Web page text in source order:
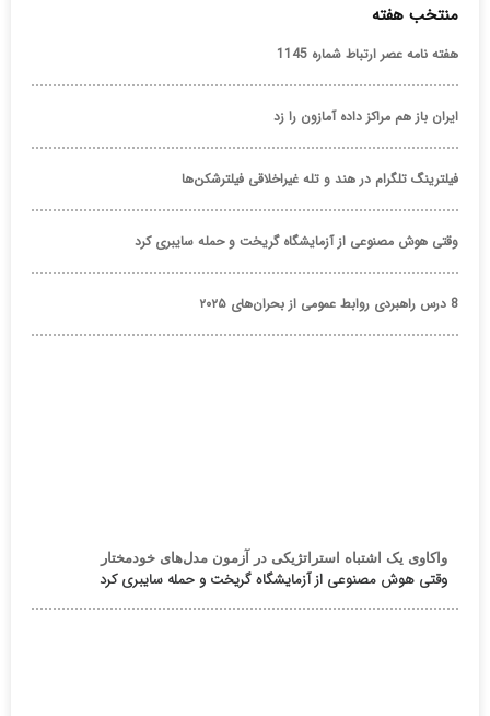
منتخب هفته
هفته نامه عصر ارتباط شماره 1145
ایران باز هم مراکز داده آمازون را زد
فیلترینگ تلگرام در هند و تله غیراخلاقی فیلترشکن‌ها
وقتی هوش مصنوعی از آزمایشگاه گریخت و حمله سایبری کرد
8 درس راهبردی روابط عمومی از بحران‌های ۲۰۲۵
واکاوی یک اشتباه استراتژیکی در آزمون مدل‌های خودمختار
وقتی هوش مصنوعی از آزمایشگاه گریخت و حمله سایبری کرد